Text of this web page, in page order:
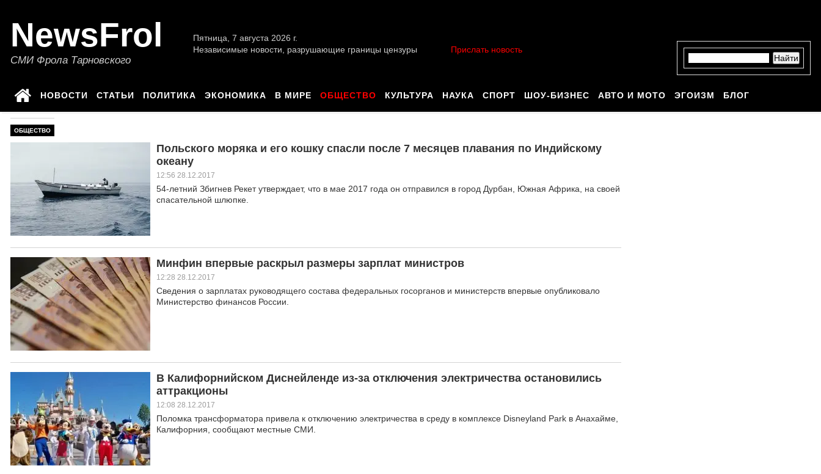
NewsFrol
СМИ Фрола Тарновского
Пятница, 7 августа 2026 г.
Независимые новости, разрушающие границы цензуры
Прислать новость
НОВОСТИ СТАТЬИ ПОЛИТИКА ЭКОНОМИКА В МИРЕ ОБЩЕСТВО КУЛЬТУРА НАУКА СПОРТ ШОУ-БИЗНЕС АВТО И МОТО ЭГОИЗМ БЛОГ
ОБЩЕСТВО
Польского моряка и его кошку спасли после 7 месяцев плавания по Индийскому
океану
12:56 28.12.2017
54-летний Збигнев Рекет утверждает, что в мае 2017 года он отправился в город Дурбан, Южная Африка, на своей
спасательной шлюпке.
Минфин впервые раскрыл размеры зарплат министров
12:28 28.12.2017
Сведения о зарплатах руководящего состава федеральных госорганов и министерств впервые опубликовало
Министерство финансов России.
В Калифорнийском Диснейленде из-за отключения электричества остановились
аттракционы
12:08 28.12.2017
Поломка трансформатора привела к отключению электричества в среду в комплексе Disneyland Park в Анахайме,
Калифорния, сообщают местные СМИ.